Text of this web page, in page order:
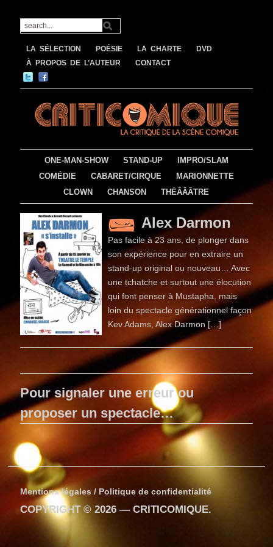
LA SÉLECTION POÉSIE LA CHARTE
DVD
À PROPOS DE L’AUTEUR
CONTACT
ONE-MAN-SHOW STAND-UP
IMPRO/SLAM
COMÉDIE
CABARET/CIRQUE
MARIONNETTE
CLOWN
CHANSON THÉÂÂÂTRE
Alex Darmon
Pas facile à 23 ans, de plonger dans
son expérience pour en extraire un
stand-up original ou nouveau… Avec
une tchatche et surtout une élocution
qui font penser à Mustapha, mais
loin du spectacle générationnel façon
Kev Adams, Alex Darmon […]
Pour signaler une erreur ou
proposer un spectacle…
Mentions légales / Politique de confidentialité
COPYRIGHT © 2026 —CRITICOMIQUE.